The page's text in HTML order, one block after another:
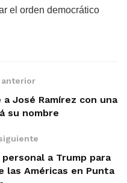
el orden democrático
anterior
José Ramírez con una
su nombre
a Trump para
las Américas en Punta